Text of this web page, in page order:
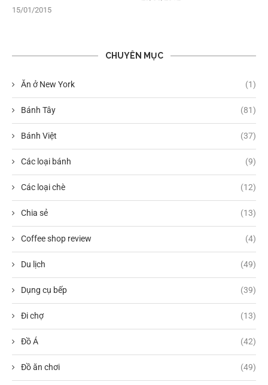
15/01/2015
CHUYÊN MỤC
Ăn ở New York (1)
Bánh Tây (81)
Bánh Việt (37)
Các loại bánh (9)
Các loại chè (12)
Chia sẻ (13)
Coffee shop review (4)
Du lịch (49)
Dụng cụ bếp (39)
Đi chợ (13)
Đồ Á (42)
Đồ ăn chơi (49)